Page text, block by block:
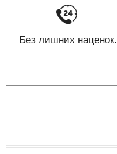
Без лишних наценок.